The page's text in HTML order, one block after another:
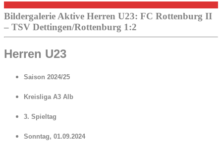
Bildergalerie Aktive Herren U23: FC Rottenburg II
– TSV Dettingen/Rottenburg 1:2
Herren U23
Saison 2024/25
Kreisliga A3 Alb
3. Spieltag
Sonntag, 01.09.2024